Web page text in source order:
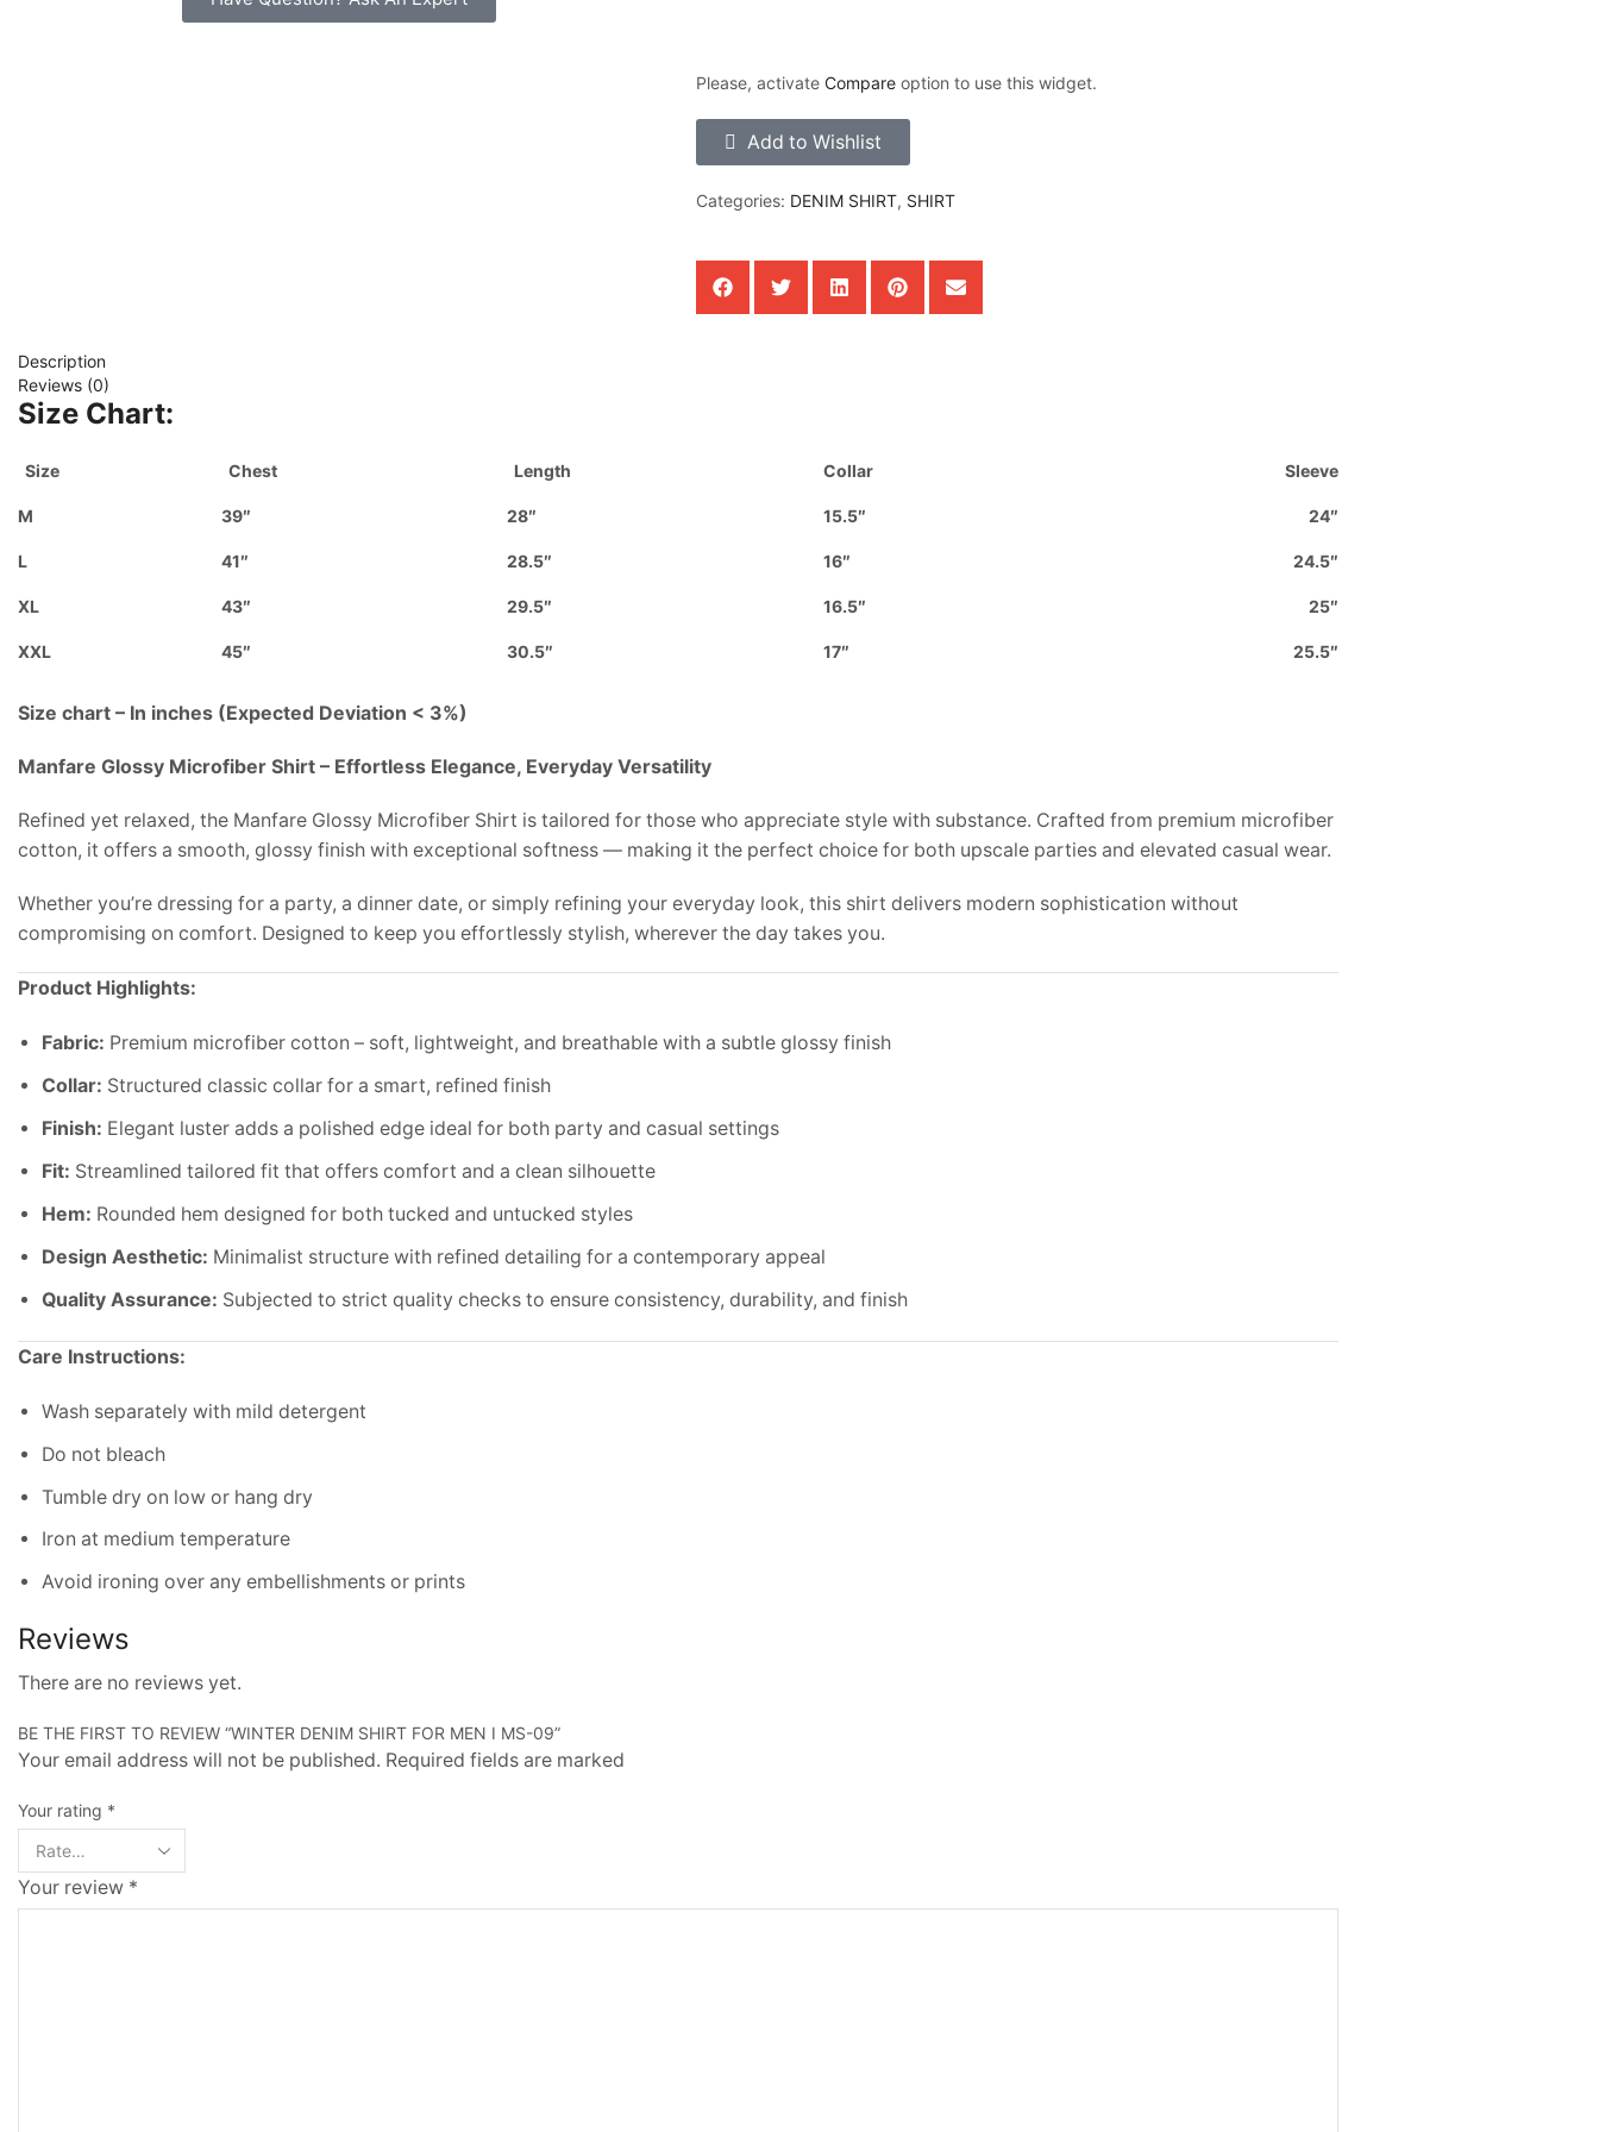
Please, activate Compare option to use this widget.
Add to Wishlist
Categories: DENIM SHIRT, SHIRT
Description
Reviews (0)
Size Chart:
Size Chest Length Collar Sleeve
M 39″ 28″ 15.5″ 24″
L 41″ 28.5″ 16″ 24.5″
XL 43″ 29.5″ 16.5″ 25″
XXL 45″ 30.5″ 17″ 25.5″
Size chart – In inches (Expected Deviation < 3%)
Manfare Glossy Microfiber Shirt – Effortless Elegance, Everyday Versatility
Refined yet relaxed, the Manfare Glossy Microfiber Shirt is tailored for those who appreciate style with substance. Crafted from premium microfiber
cotton, it offers a smooth, glossy finish with exceptional softness — making it the perfect choice for both upscale parties and elevated casual wear.
Whether you’re dressing for a party, a dinner date, or simply refining your everyday look, this shirt delivers modern sophistication without
compromising on comfort. Designed to keep you effortlessly stylish, wherever the day takes you.
Product Highlights:
Fabric: Premium microfiber cotton – soft, lightweight, and breathable with a subtle glossy finish
Collar: Structured classic collar for a smart, refined finish
Finish: Elegant luster adds a polished edge ideal for both party and casual settings
Fit: Streamlined tailored fit that offers comfort and a clean silhouette
Hem: Rounded hem designed for both tucked and untucked styles
Design Aesthetic: Minimalist structure with refined detailing for a contemporary appeal
Quality Assurance: Subjected to strict quality checks to ensure consistency, durability, and finish
Care Instructions:
Wash separately with mild detergent
Do not bleach
Tumble dry on low or hang dry
Iron at medium temperature
Avoid ironing over any embellishments or prints
Reviews
There are no reviews yet.
BE THE FIRST TO REVIEW “WINTER DENIM SHIRT FOR MEN I MS-09”
Your email address will not be published. Required fields are marked
Your rating *
Your review *